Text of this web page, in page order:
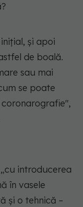
și apoi
de boală.
sau mai
se poate
",
cu introducerea
în vasele
și o tehnică –